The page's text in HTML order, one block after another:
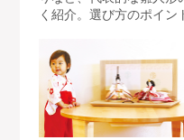
く紹介。選び方のポイン